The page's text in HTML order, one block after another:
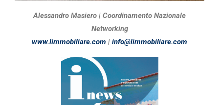
Alessandro Masiero | Coordinamento Nazionale
Networking
www.limmobiliare.com | info@limmobiliare.com